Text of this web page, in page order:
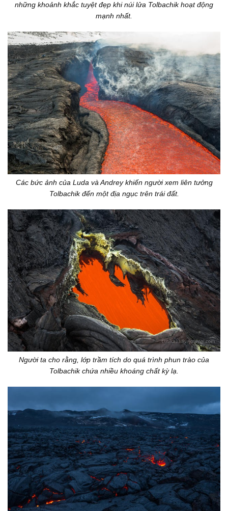
những khoảnh khắc tuyệt đẹp khi núi lửa Tolbachik hoạt động
mạnh nhất.
Các bức ảnh của Luda và Andrey khiến người xem liên tưởng
Tolbachik đến một địa ngục trên trái đất.
Người ta cho rằng, lớp trầm tích do quá trình phun trào của
Tolbachik chứa nhiều khoáng chất kỳ lạ.